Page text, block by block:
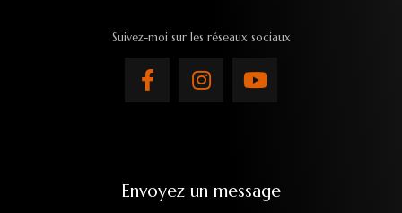
Suivez-moi sur les réseaux sociaux
Envoyez un message